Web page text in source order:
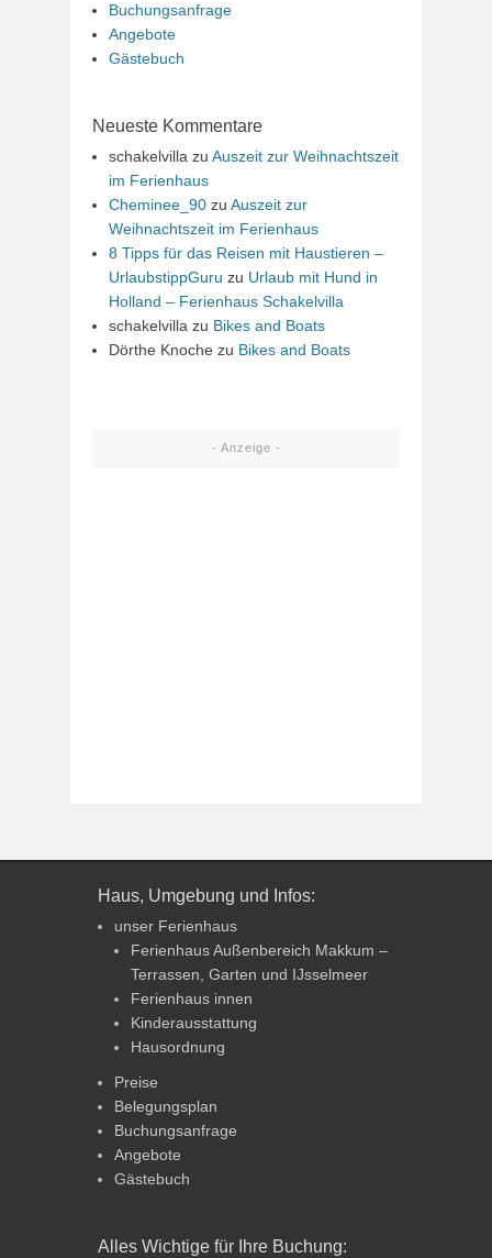
Buchungsanfrage
Angebote
Gästebuch
Neueste Kommentare
schakelvilla zu Auszeit zur Weihnachtszeit
im Ferienhaus
Cheminee_90 zu Auszeit zur
Weihnachtszeit im Ferienhaus
8 Tipps für das Reisen mit Haustieren –
UrlaubstippGuru zu Urlaub mit Hund in
Holland – Ferienhaus Schakelvilla
schakelvilla zu Bikes and Boats
Dörthe Knoche zu Bikes and Boats
- Anzeige -
Haus, Umgebung und Infos:
unser Ferienhaus
Ferienhaus Außenbereich Makkum –
Terrassen, Garten und IJsselmeer
Ferienhaus innen
Kinderausstattung
Hausordnung
Preise
Belegungsplan
Buchungsanfrage
Angebote
Gästebuch
Alles Wichtige für Ihre Buchung: